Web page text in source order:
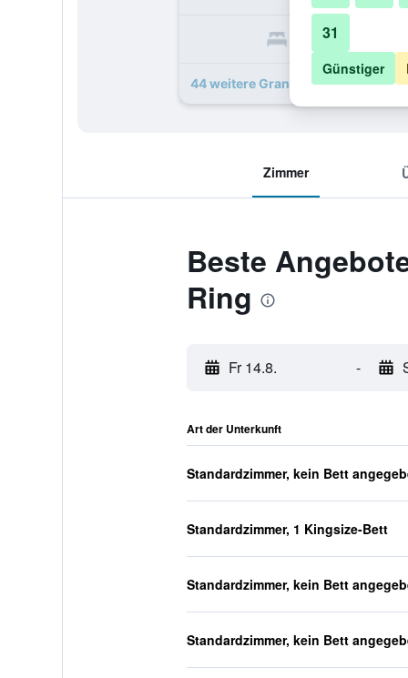
44 weitere Grand Ferdinand Wien
Zimmer
Beste
Ring
Fr 14.8. -
Art der Unterkunft
Standardzimmer, kein Bett
Standardzimmer, 1 Kingsize-Bett
Standardzimmer, kein Bett
Standardzimmer, kein Bett
31
Günstiger